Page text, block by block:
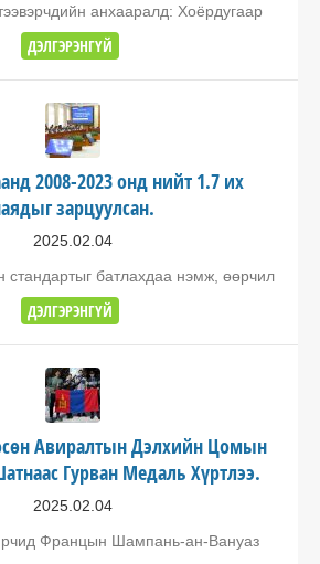
анхааралд: Хоёрдугаар
ДЭЛГЭРЭНГҮЙ
2008-2023 онд нийт 1.7 их
зарцуулсан.
2025.02.04
стандартыг батлахдаа нэмж, өөрчил
ДЭЛГЭРЭНГҮЙ
Авиралтын Дэлхийн Цомын
Гурван Медаль Хүртлээ.
2025.02.04
Францын Шампань-ан-Вануаз